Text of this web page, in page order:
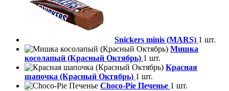
Snickers minis (MARS) 1 шт.
Мишка
косолапый (Красный Октябрь) 1 шт.
Красная
шапочка (Красный Октябрь) 1 шт.
Choco-Pie Печенье 1 шт.